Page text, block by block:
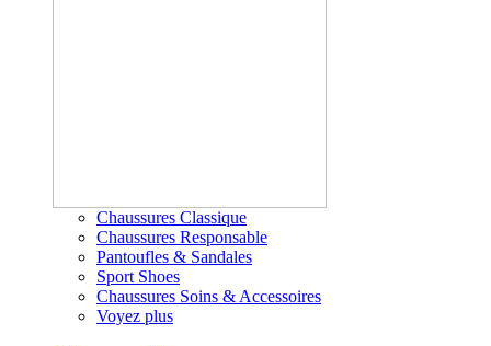
Chaussures Classique
Chaussures Responsable
Pantoufles & Sandales
Sport Shoes
Chaussures Soins & Accessoires
Voyez plus